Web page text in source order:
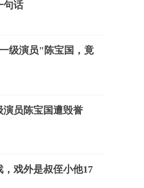
句话
级演员"陈宝国，竟
演员陈宝国遭毁誉
戏外是叔侄小他17